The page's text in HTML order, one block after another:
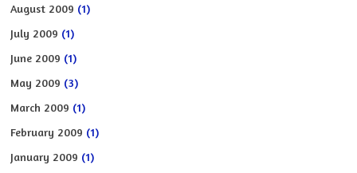
August 2009 (1)
July 2009 (1)
June 2009 (1)
May 2009 (3)
March 2009 (1)
February 2009 (1)
January 2009 (1)